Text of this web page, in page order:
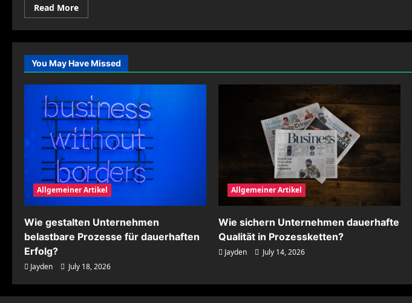
Read MoreRead
more
Digitale
Archivierung
und
effizient
organisieren
You May Have Missed
Allgemeiner Artikel
Wie gestalten Unternehmen
belastbare Prozesse für dauerhaften
Erfolg?
Jayden July 18, 2026
Allgemeiner Artikel
Wie sichern Unternehmen dauerhafte
Qualität in Prozessketten?
Jayden July 14, 2026